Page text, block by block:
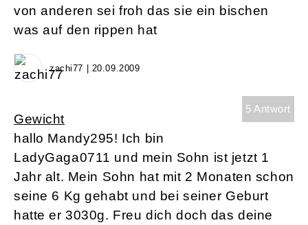
von anderen sei froh das sie ein bischen
was auf den rippen hat
zachi77 | 20.09.2009
5 Antwort
Gewicht
hallo Mandy295! Ich bin
LadyGaga0711 und mein Sohn ist jetzt 1
Jahr alt. Mein Sohn hat mit 2 Monaten schon
seine 6 Kg gehabt und bei seiner Geburt
hatte er 3030g. Freu dich doch das deine